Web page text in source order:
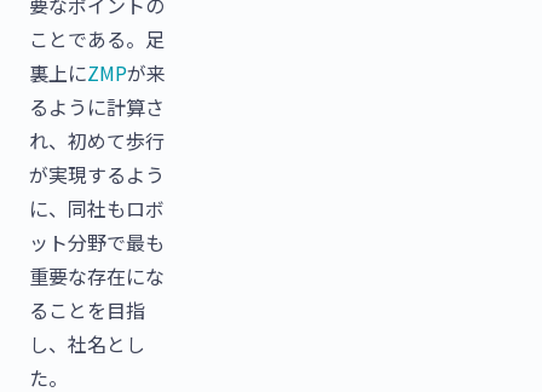
ことである。足
裏上にZMPが来
るように計算さ
れ、初めて歩行
が実現するよう
に、同社もロボ
ット分野で最も
重要な存在にな
ることを目指
し、社名とし
た。